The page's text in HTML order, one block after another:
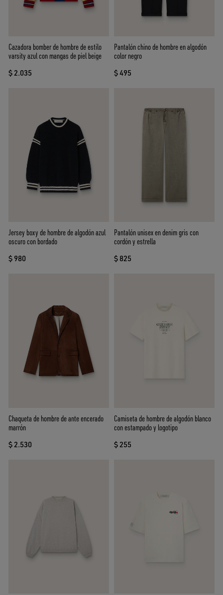
Cazadora bomber de hombre de estilo
varsity azul con mangas de piel beige
$ 2.035
Pantalón chino de hombre en algodón
color negro
$ 495
Jersey boxy de hombre de algodón azul
oscuro con bordado
$ 980
Pantalón unisex en denim gris con
cordón y estrella
$ 825
Chaqueta de hombre de ante encerado
marrón
$ 2.530
Camiseta de hombre de algodón blanco
con estampado y logotipo
$ 255